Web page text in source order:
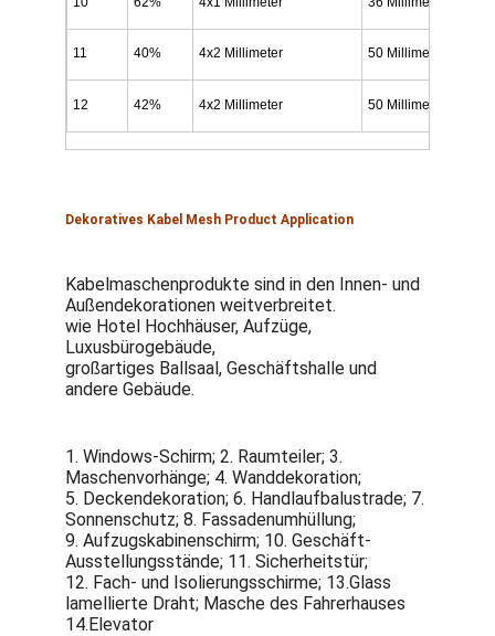
Förderkette-Platte
Foto-voltaischer SolarMesh Belt
11 40% 4x2 Millimeter 50 Millimeter
12 42% 4x2 Millimeter 50 Millimeter
Dekoratives Kabel Mesh Product Application
Kabelmaschenprodukte sind in den Innen- und
Außendekorationen weitverbreitet.
wie Hotel Hochhäuser, Aufzüge,
Luxusbürogebäude,
großartiges Ballsaal, Geschäftshalle und
andere Gebäude.
1. Windows-Schirm; 2. Raumteiler; 3.
Maschenvorhänge; 4. Wanddekoration;
5. Deckendekoration; 6. Handlaufbalustrade; 7.
Sonnenschutz; 8. Fassadenumhüllung;
9. Aufzugskabinenschirm; 10. Geschäft-
Ausstellungsstände; 11. Sicherheitstür;
12. Fach- und Isolierungsschirme; 13.Glass
lamellierte Draht; Masche des Fahrerhauses
14.Elevator